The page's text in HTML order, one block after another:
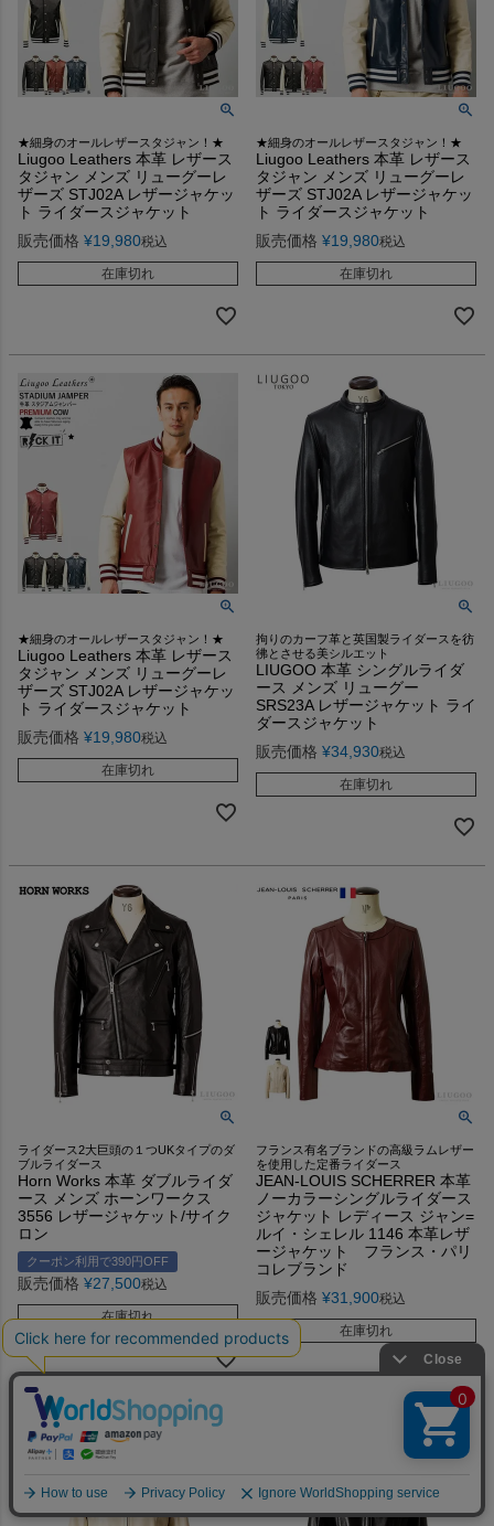
★細身のオールレザースタジャン！★
Liugoo Leathers 本革 レザース
タジャン メンズ リューグーレ
ザーズ STJ02A レザージャケッ
ト ライダースジャケット
販売価格 ¥19,980税込
在庫切れ
★細身のオールレザースタジャン！★
Liugoo Leathers 本革 レザース
タジャン メンズ リューグーレ
ザーズ STJ02A レザージャケッ
ト ライダースジャケット
販売価格 ¥19,980税込
在庫切れ
★細身のオールレザースタジャン！★
Liugoo Leathers 本革 レザース
タジャン メンズ リューグーレ
ザーズ STJ02A レザージャケッ
ト ライダースジャケット
販売価格 ¥19,980税込
在庫切れ
拘りのカーフ革と英国製ライダースを彷
彿とさせる美シルエット
LIUGOO 本革 シングルライダ
ース メンズ リューグー
SRS23A レザージャケット ライ
ダースジャケット
販売価格 ¥34,930税込
在庫切れ
ライダース2大巨頭の１つUKタイプのダ
ブルライダース
Horn Works 本革 ダブルライダ
ース メンズ ホーンワークス
3556 レザージャケット/サイク
ロン
クーポン利用で390円OFF
販売価格 ¥27,500税込
在庫切れ
フランス有名ブランドの高級ラムレザー
を使用した定番ライダース
JEAN-LOUIS SCHERRER 本革
ノーカラーシングルライダース
ジャケット レディース ジャン=
ルイ・シェレル 1146 本革レザ
ージャケット フランス・パリ
コレブランド
販売価格 ¥31,900税込
在庫切れ